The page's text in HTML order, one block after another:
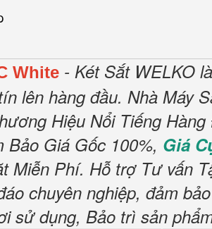
White - Két Sắt WELKO
lên hàng đầu. Nhà Máy
Hiệu Nổi Tiếng
Bảo Giá Gốc 100%, Giá
Miễn Phí. Hỗ trợ Tư vấn
chuyên nghiệp, đảm
sử dụng, Bảo trì sản